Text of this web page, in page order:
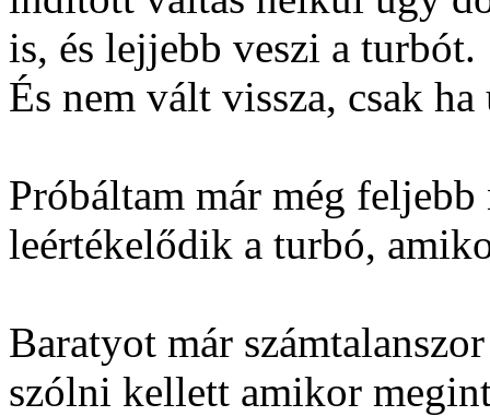
is, és lejjebb veszi a turbót.
És nem vált vissza, csak
Próbáltam már még
leértékelődik a turbó,
Baratyot már
szólni kellett amikor